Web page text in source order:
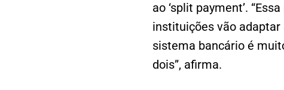
ao ‘split payment’.
instituições vão
sistema bancário é
dois”, afirma.